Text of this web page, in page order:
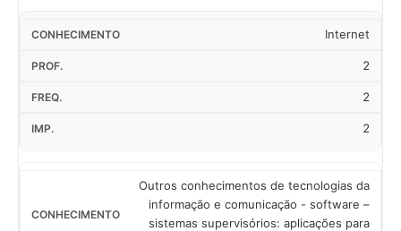
Internet
2
2
2
Outros conhecimentos de tecnologias da
informação e comunicação - software –
sistemas supervisórios: aplicações para